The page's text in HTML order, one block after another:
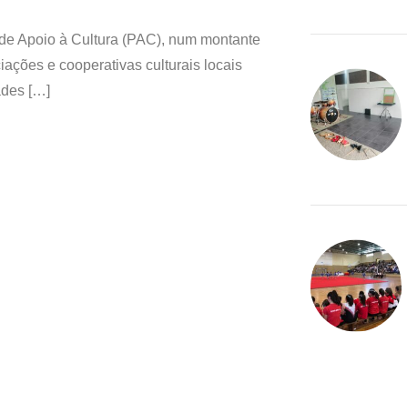
Apoio à Cultura (PAC), num montante
e cooperativas culturais locais
[…]